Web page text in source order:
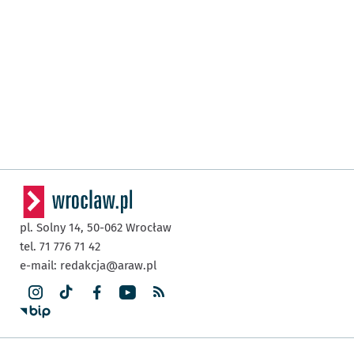
pl. Solny 14, 50-062 Wrocław
tel. 71 776 71 42
e-mail: redakcja@araw.pl